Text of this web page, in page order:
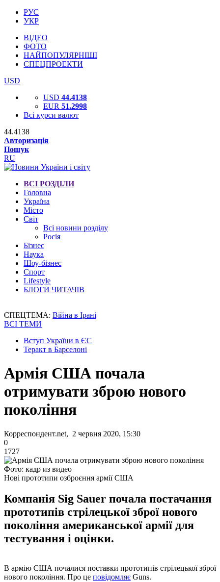
РУС
УКР
ВІДЕО
ФОТО
НАЙПОПУЛЯРНІШІ
СПЕЦПРОЕКТИ
USD
USD 44.4138
EUR 51.2998
Всі курси валют
44.4138
Авторизація
Пошук
RU
ВСІ РОЗДІЛИ
Головна
Україна
Місто
Світ
Всі новини розділу
Росія
Бізнес
Наука
Шоу-бізнес
Спорт
Lifestyle
БЛОГИ ЧИТАЧІВ
СПЕЦТЕМА: Війна в Ірані
ВСІ ТЕМИ
Вступ України в ЄС
Теракт в Барселоні
Армія США почала
отримувати зброю нового
покоління
Корреспондент.net, 2 червня 2020, 15:30
0
1727
Фото: кадр из видео
Нові прототипи озброєння армії США
Компанія Sig Sauer почала постачання
прототипів стрілецької зброї нового
покоління американської армії для
тестування і оцінки.
В армію США почалися поставки прототипів стрілецької зброї
нового покоління. Про це повідомляє Guns.